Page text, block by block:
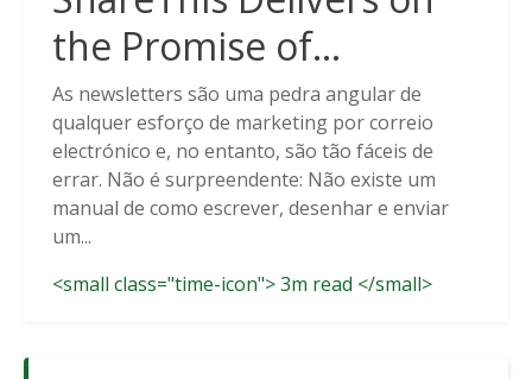
the Promise of
Cookieless Data
Solutions
As newsletters são uma pedra angular de
qualquer esforço de marketing por correio
electrónico e, no entanto, são tão fáceis de
errar. Não é surpreendente: Não existe um
manual de como escrever, desenhar e enviar
um...
<small class="time-icon"> 3m read </small>